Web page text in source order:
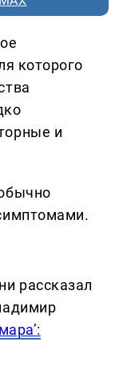
которого
и
рассказал